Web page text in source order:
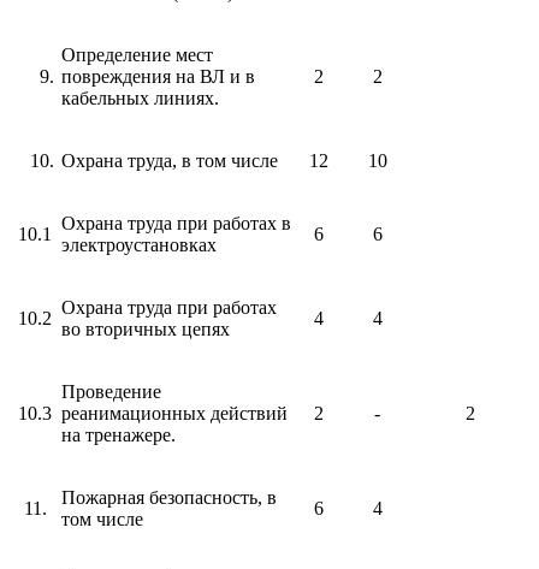
Определение мест
повреждения на ВЛ и в
кабельных линиях.
2 2
Охрана труда, в том числе 12 10
10.1
Охрана труда при работах в
электроустановках
6 6
10.2
Охрана труда при работах
во вторичных цепях
4 4
10.3
Проведение
реанимационных действий
на тренажере.
2 - 2
11.
Пожарная безопасность, в
том числе
6 4